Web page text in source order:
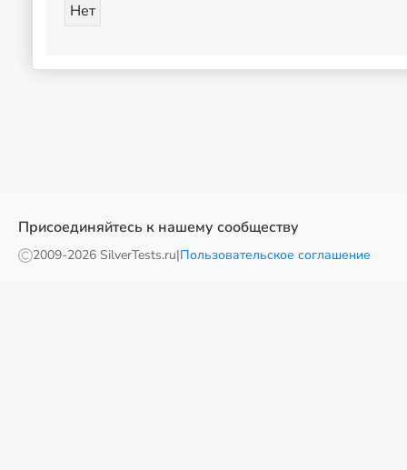
Нет
Присоединяйтесь к нашему сообществу
2009-2026 SilverTests.ru|Пользовательское соглашение